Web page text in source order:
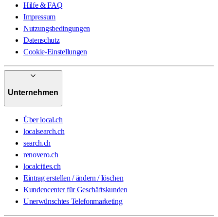
Hilfe & FAQ
Impressum
Nutzungsbedingungen
Datenschutz
Cookie-Einstellungen
Unternehmen
Über local.ch
localsearch.ch
search.ch
renovero.ch
localcities.ch
Eintrag erstellen / ändern / löschen
Kundencenter für Geschäftskunden
Unerwünschtes Telefonmarketing